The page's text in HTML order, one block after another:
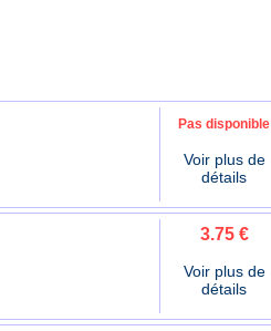
Pas disponible
Voir plus de
détails
3.75 €
Voir plus de
détails